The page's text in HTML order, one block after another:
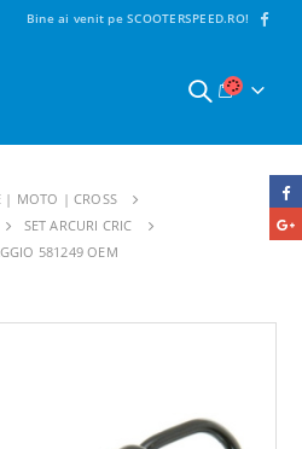
Bine ai venit pe SCOOTERSPEED.RO!
| MOTO | CROSS
SET ARCURI CRIC
581249 OEM